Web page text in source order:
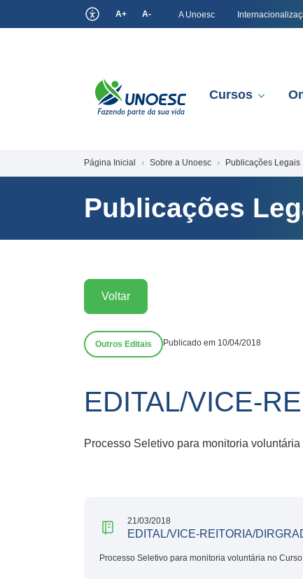
A+ A- A Unoesc
Cursos
Página Inicial Sobre a Unoesc Publicações Legais
Publicações
Voltar
Outros Editais Publicado em 10/04/2018
EDITAL/VICE-
Processo Seletivo para monitoria
21/03/2018
EDITAL/VICE-REITORIA/
Processo Seletivo para monitoria voluntária no